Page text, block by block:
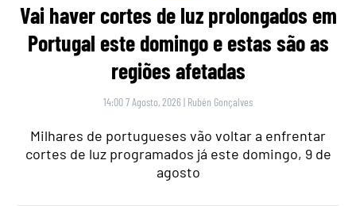
Vai haver cortes de luz prolongados em
Portugal este domingo e estas são as
regiões afetadas
14:00 7 Agosto, 2026 | Rubén Gonçalves
Milhares de portugueses vão voltar a enfrentar
cortes de luz programados já este domingo, 9 de
agosto